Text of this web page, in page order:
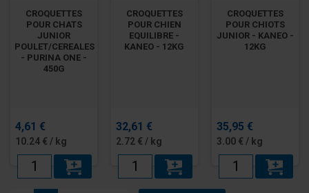
CROQUETTES
POUR CHATS
JUNIOR
POULET/CEREALES
- PURINA ONE -
450G
4,61 €
10.24 € / kg
CROQUETTES
POUR CHIEN
EQUILIBRE -
KANEO - 12KG
32,61 €
2.72 € / kg
CROQUETTES
POUR CHIOTS
JUNIOR - KANEO -
12KG
35,95 €
3.00 € / kg